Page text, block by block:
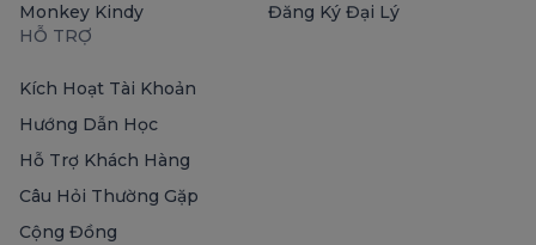
Monkey Kindy
Đăng Ký Đại Lý
HỖ TRỢ
Kích Hoạt Tài Khoản
Hướng Dẫn Học
Hỗ Trợ Khách Hàng
Câu Hỏi Thường Gặp
Cộng Đồng